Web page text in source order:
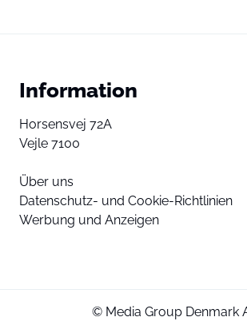
Information
Horsensvej 72A
Vejle 7100
Über uns
Datenschutz- und Cookie-Richtlinien
Werbung und Anzeigen
© Media Group Denmark